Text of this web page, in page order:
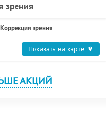
зрения
Коррекция зрения
Показать на карте
АКЦИЙ